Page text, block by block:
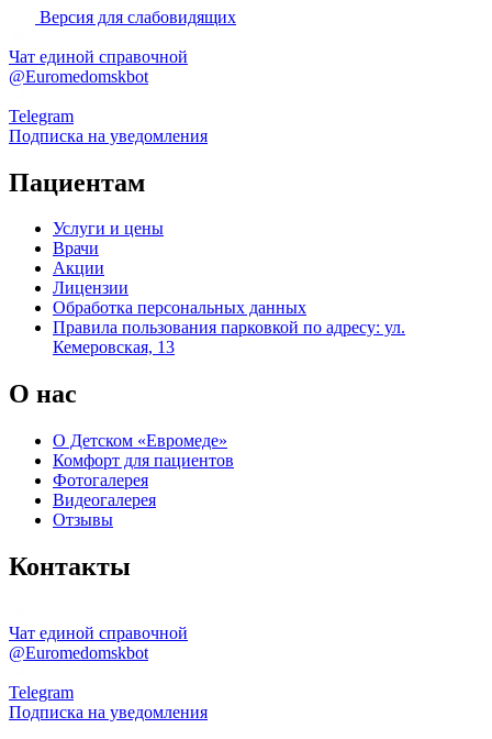
Версия для слабовидящих
Чат единой справочной
@Euromedomskbot
Telegram
Подписка на уведомления
Пациентам
Услуги и цены
Врачи
Акции
Лицензии
Обработка персональных данных
Правила пользования парковкой по адресу: ул.
Кемеровская, 13
О нас
О Детском «Евромеде»
Комфорт для пациентов
Фотогалерея
Видеогалерея
Отзывы
Контакты
Чат единой справочной
@Euromedomskbot
Telegram
Подписка на уведомления